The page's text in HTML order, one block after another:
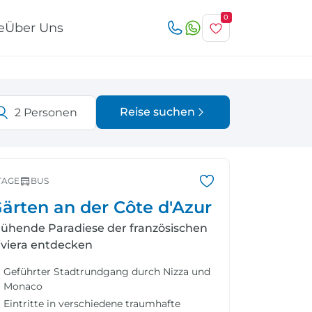
Über Uns
0
Schweiz
Nordeuropa
2 Personen Reise suchen
BUS
an der Côte d'Azur
Paradiese der französischen
entdecken
Geführter Stadtrundgang durch Nizza und
Monaco
Eintritte in verschiedene traumhafte